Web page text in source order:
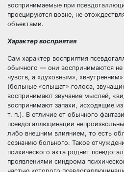
воспринимаемые при
проецируются вовне, не
объектами.
Характер восприятия
Сам характер восприятия
обычного — они воспринимаются
чувств, а «духовным»,
(больные «слышат» голоса,
воспринимают звучание мыслей,
воспринимают запахи, исходящие
т. п.). В отличие от обычного
псевдогаллюцинации
либо внешним влиянием, то есть
сознанию больного. Такое
психического акта роднит
проявлениями синдрома